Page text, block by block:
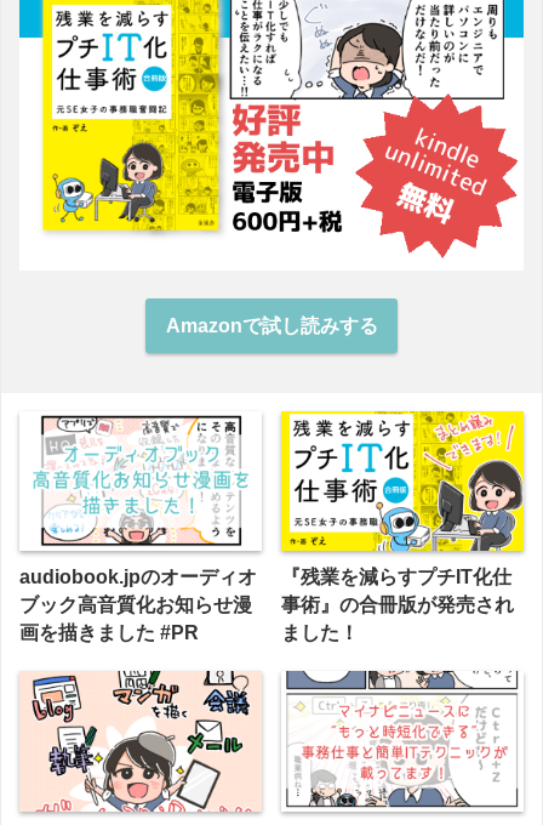
Amazonで試し読みする
audiobook.jpのオーディオ
ブック高音質化お知らせ漫
画を描きました #PR
『残業を減らすプチIT化仕
事術』の合冊版が発売され
ました！